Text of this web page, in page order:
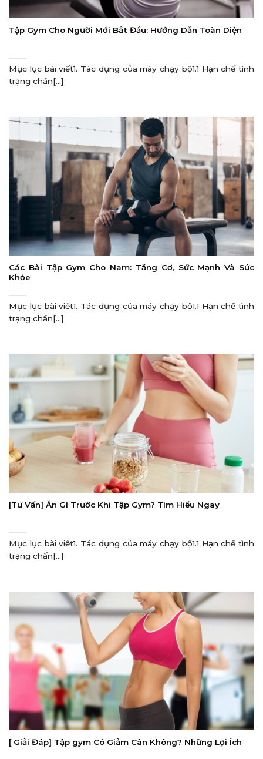
Tập Gym Cho Người Mới Bắt Đầu: Hướng Dẫn Toàn Diện
Mục lục bài viết1. Tác dụng của máy chạy bộ1.1 Hạn chế tình
trạng chấn[...]
Các Bài Tập Gym Cho Nam: Tăng Cơ, Sức Mạnh Và Sức
Khỏe
Mục lục bài viết1. Tác dụng của máy chạy bộ1.1 Hạn chế tình
trạng chấn[...]
[Tư Vấn] Ăn Gì Trước Khi Tập Gym? Tìm Hiểu Ngay
Mục lục bài viết1. Tác dụng của máy chạy bộ1.1 Hạn chế tình
trạng chấn[...]
[ Giải Đáp] Tập gym Có Giảm Cân Không? Những Lợi Ích